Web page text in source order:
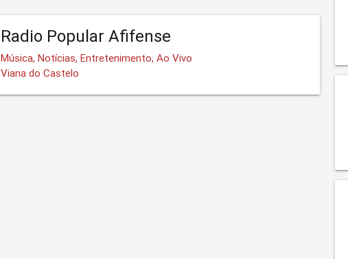
Radio Popular Afifense
Música, Notícias, Entretenimento, Ao Vivo
Viana do Castelo